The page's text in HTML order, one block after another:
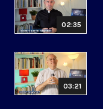
02:35
03:21